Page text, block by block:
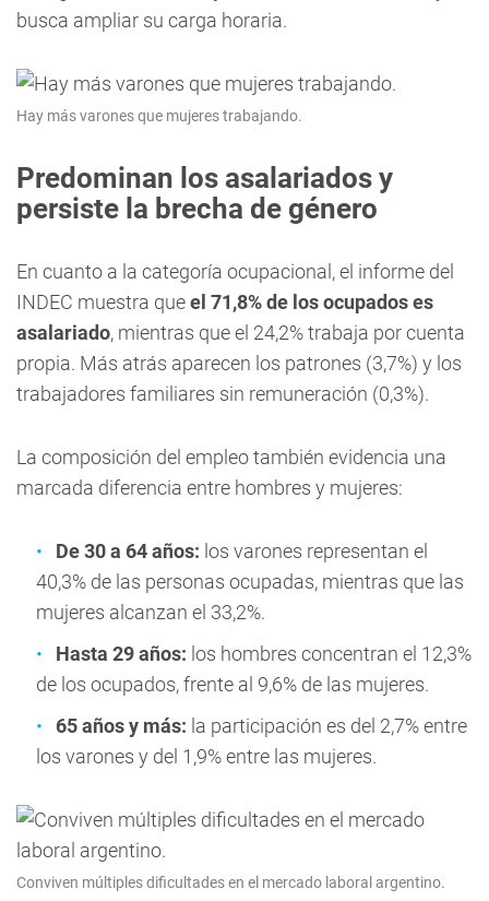
busca ampliar su carga horaria.
Hay más varones que mujeres trabajando.
Predominan los asalariados y
persiste la brecha de género
En cuanto a la categoría ocupacional, el informe del
INDEC muestra queel 71,8% de los ocupados es
asalariado, mientras que el 24,2% trabaja por cuenta
propia. Más atrás aparecen los patrones (3,7%) y los
trabajadores familiares sin remuneración (0,3%).
La composición del empleo también evidencia una
marcada diferencia entre hombres y mujeres:
De 30 a 64 años: los varones representan el
40,3% de las personas ocupadas, mientras que las
mujeres alcanzan el 33,2%.
Hasta 29 años: los hombres concentran el 12,3%
de los ocupados, frente al 9,6% de las mujeres.
65 años y más: la participación es del 2,7% entre
los varones y del 1,9% entre las mujeres.
Conviven múltiples dificultades en el mercado laboral argentino.